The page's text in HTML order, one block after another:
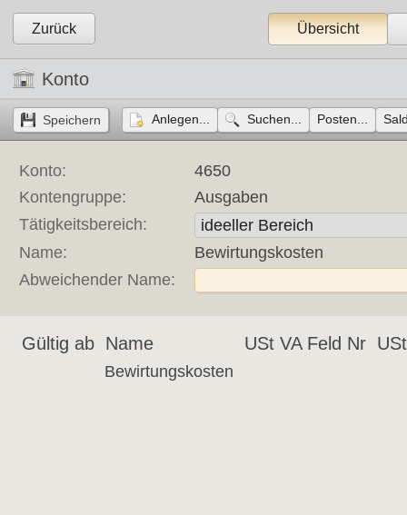
Zurück Übersicht
Konto
Anlegen... Suchen... Posten...
Konto:
4650
Kontengruppe:
Ausgaben
Tätigkeitsbereich:
Name:
Bewirtungskosten
Abweichender Name:
Gültig ab Name USt VA Feld Nr
Bewirtungskosten